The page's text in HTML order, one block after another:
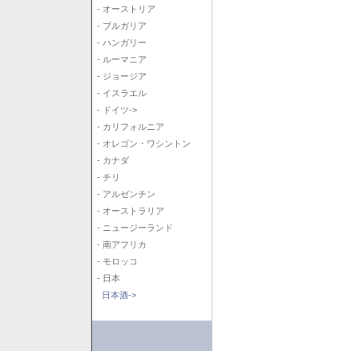
- オーストリア
- ブルガリア
- ハンガリー
- ルーマニア
- ジョージア
- イスラエル
- ドイツ->
- カリフォルニア
- オレゴン・ワシントン
- カナダ
- チリ
- アルゼンチン
- オーストラリア
- ニュージーランド
- 南アフリカ
- モロッコ
- 日本
日本酒->